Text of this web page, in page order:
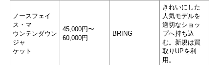
ノースフェイ
ス・マ
ウンテンダウン
ジャ
ケット
45,000円〜
60,000円
BRING
きれいにした
人気モデルを
適切なショッ
プへ持ち込
む。新規は買
取りUPを利
用。